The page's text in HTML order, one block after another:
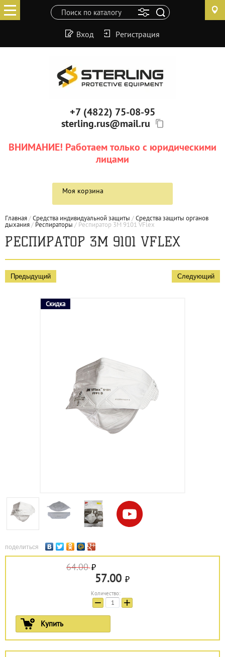
Вход Регистрация
+7 (4822) 75-08-95
sterling.rus@mail.ru
ВНИМАНИЕ! Работаем только с юридическими
лицами
Моя корзина
Главная / Средства индивидуальной защиты / Средства защиты органов
дыхания / Респираторы / Респиратор 3М 9101 VFlex
РЕСПИРАТОР 3М 9101 VFLEX
Предыдущий Следующий
Скидка
поделиться
64.00
57.00
Количество:
− +
Купить